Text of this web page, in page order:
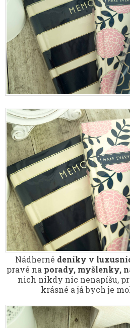
Nádherné deníky v
pravé na porady, myšlenky,
nich nikdy nic nenapíšu,
krásné a já bych je